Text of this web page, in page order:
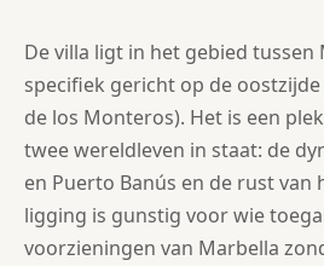
De villa ligt in het gebied tussen
specifiek gericht op de
de los Monteros). Het is een
twee wereldleven in staat: de
en Puerto Banús en de rust van
ligging is gunstig voor wie
voorzieningen van Marbella